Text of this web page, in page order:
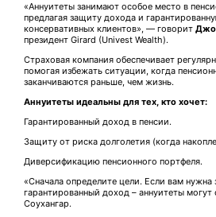
«Аннуитеты занимают особое место в
предлагая защиту дохода и
консервативных клиентов», — говорит
президент Girard (Univest Wealth).
Страховая компания обеспечивает
помогая избежать ситуации, когда
заканчиваются раньше, чем жизнь.
Аннуитеты идеальны для тех, кто хочет:
Гарантированный доход в пенсии.
Защиту от риска долголетия (когда
Диверсификацию пенсионного портфеля.
«Сначала определите цели. Если вам нужна
гарантированный доход – аннуитеты могут
Соухангар.